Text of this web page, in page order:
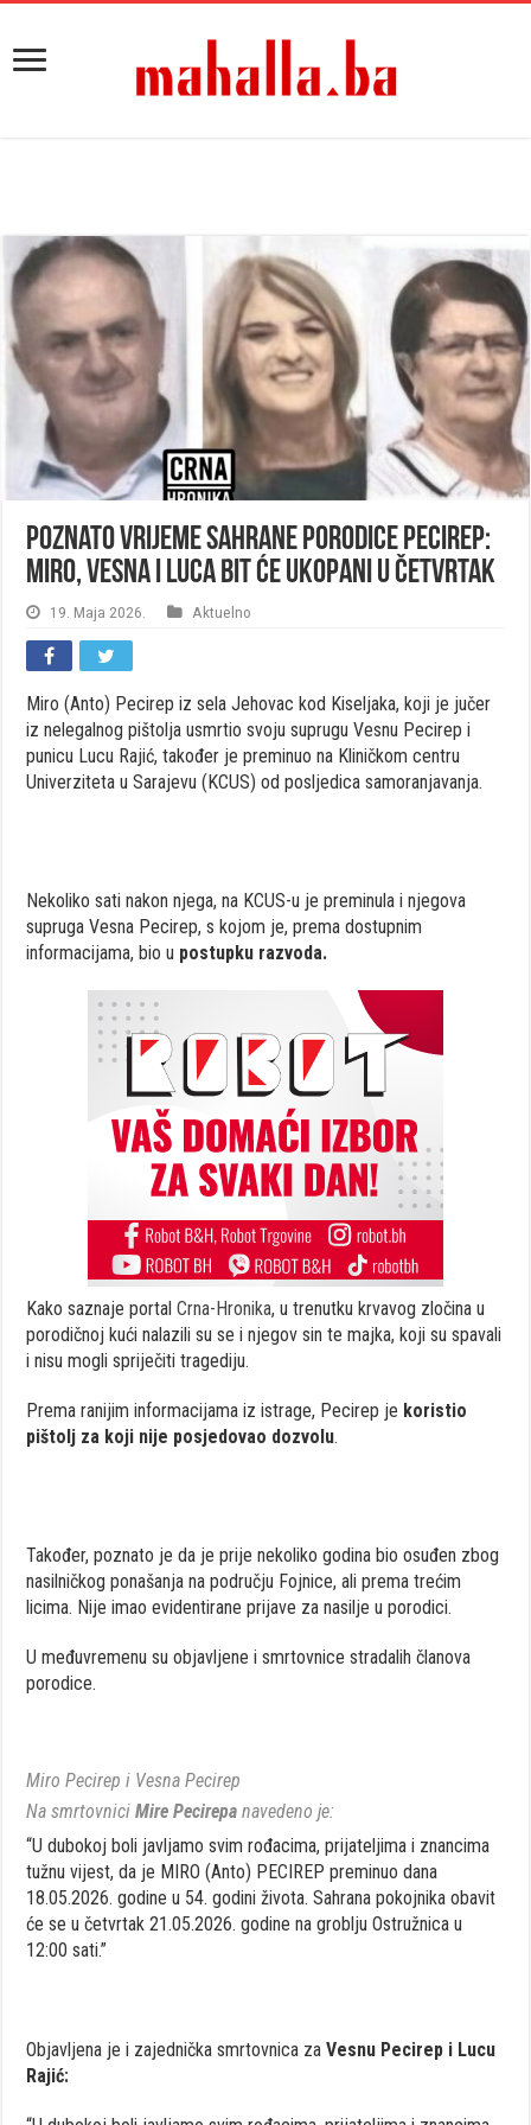
Poznato vrijeme sahrane porodice Pecirep:
Miro, Vesna i Luca bit će ukopani u četvrtak
19. Maja 2026. Aktuelno
Miro (Anto) Pecirep iz sela Jehovac kod Kiseljaka, koji je jučer
iz nelegalnog pištolja usmrtio svoju suprugu Vesnu Pecirep i
punicu Lucu Rajić, također je preminuo na Kliničkom centru
Univerziteta u Sarajevu (KCUS) od posljedica samoranjavanja.
Nekoliko sati nakon njega, na KCUS-u je preminula i njegova
supruga Vesna Pecirep, s kojom je, prema dostupnim
informacijama, bio u postupku razvoda.
Kako saznaje portalCrna-Hronika, u trenutku krvavog zločina u
porodičnoj kući nalazili su se i njegov sin te majka, koji su spavali
i nisu mogli spriječiti tragediju.
Prema ranijim informacijama iz istrage, Pecirep je koristio
pištolj za koji nije posjedovao dozvolu.
Također, poznato je da je prije nekoliko godina bio osuđen zbog
nasilničkog ponašanja na području Fojnice, ali prema trećim
licima. Nije imao evidentirane prijave za nasilje u porodici.
U međuvremenu su objavljene i smrtovnice stradalih članova
porodice.
Miro Pecirep i Vesna Pecirep
Na smrtovniciMire Pecirepa navedeno je:
“U dubokoj boli javljamo svim rođacima, prijateljima i znancima
tužnu vijest, da je MIRO (Anto) PECIREP preminuo dana
18.05.2026. godine u 54. godini života. Sahrana pokojnika obavit
će se u četvrtak 21.05.2026. godine na groblju Ostružnica u
12:00 sati.”
Objavljena je i zajednička smrtovnica zaVesnu Pecirep i Lucu
Rajić: